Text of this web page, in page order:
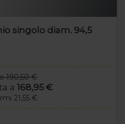
singolo diam. 94,5
190,50 €
a 168,95 €
21,55 €